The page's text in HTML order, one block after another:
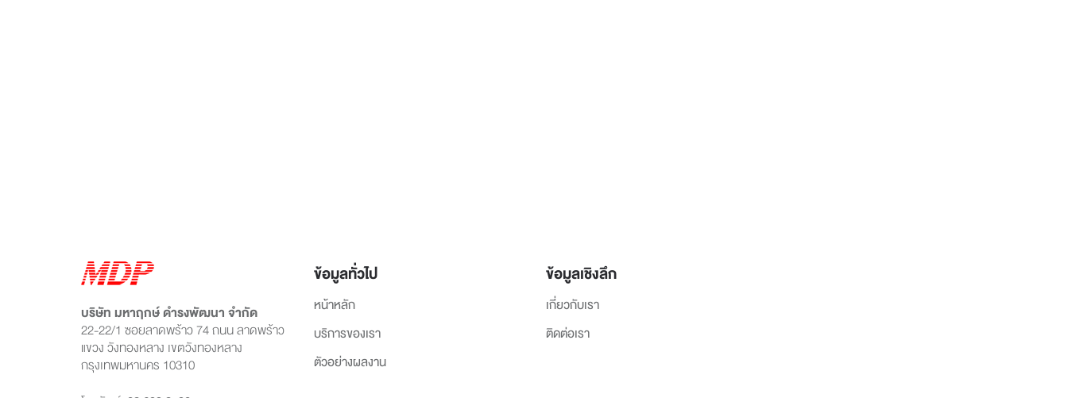
บริษัท มหาฤกษ์ ดำรงพัฒนา จำกัด
22-22/1 ซอยลาดพร้าว 74 ถนน ลาดพร้าว
แขวง วังทองหลาง เขตวังทองหลาง
กรุงเทพมหานคร 10310
ข้อมูลทั่วไป
หน้าหลัก
บริการของเรา
ตัวอย่างผลงาน
ข้อมูลเชิงลึก
เกี่ยวกับเรา
ติดต่อเรา